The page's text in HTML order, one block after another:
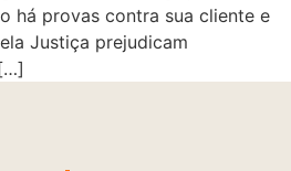
há provas contra sua cliente e
Justiça prejudicam